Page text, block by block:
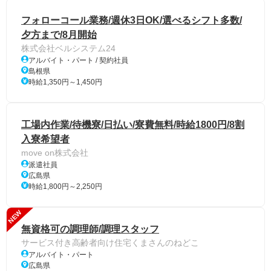
フォローコール業務/週休3日OK/選べるシフト多数/
夕方まで/8月開始
株式会社ベルシステム24
アルバイト・パート / 契約社員
島根県
時給1,350円～1,450円
工場内作業/待機寮/日払い/寮費無料/時給1800円/8割
入寮希望者
move on株式会社
派遣社員
広島県
時給1,800円～2,250円
NEW
無資格可の調理師/調理スタッフ
サービス付き高齢者向け住宅くまさんのねどこ
アルバイト・パート
広島県